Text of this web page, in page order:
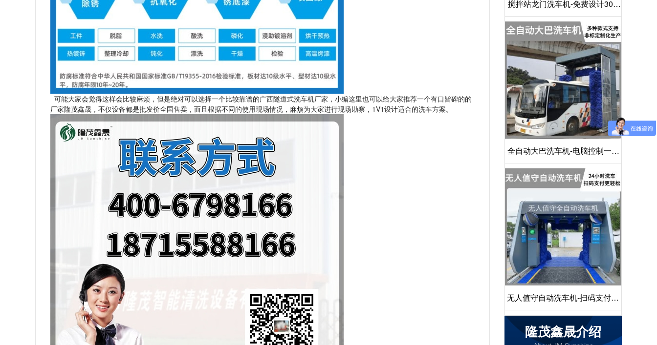
可能大家会觉得这样会比较麻烦，但是绝对可以选择一个比较靠谱的广西隧道式洗车机厂家，小编这里也可以给大家推荐一个有口皆碑的的
厂家隆茂鑫晟，不仅设备都是批发价全国售卖，而且根据不同的使用现场情况，麻烦为大家进行现场勘察，1V1设计适合的洗车方案。
搅拌站龙门洗车机-免费设计30S
洁净方案[隆茂鑫晟]
全自动大巴洗车机-电脑控制一键
启动清洗[隆茂鑫晟]
无人值守自动洗车机-扫码支付24
小时不停机洗车[隆茂鑫晟]
隆茂鑫晟介绍